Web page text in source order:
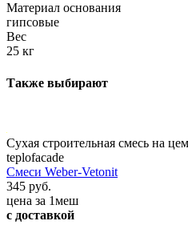
Материал основания
гипсовые
Вес
25 кг
Также выбирают
Сухая строительная смесь на
teplofacade
Смеси Weber-Vetonit
345 руб.
цена за 1меш
с доставкой